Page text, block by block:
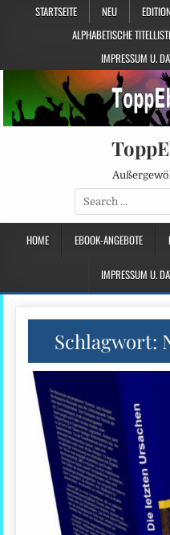
STARTSEITE NEU
ALPHABETISCHE
IMPRESSUM U.
Search
for:
HOME EBOOK-ANGEBOTE
IMPRESSUM U.
Schlagwort: